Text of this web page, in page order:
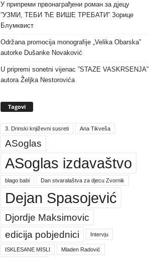
У припреми првонаграђени роман за дјецу
”УЗМИ, ТЕБИ ЋЕ ВИШЕ ТРЕБАТИ” Зорице
Блумквист
Održana promocija monografije „Velika Obarska”
autorke Dušanke Novaković
U pripremi sonetni vijenac ”STAZE VASKRSENJA”
autora Željka Nestorovića
Tagovi
3. Drinski književni susreti Ana Tikveša
ASoglas
ASoglas izdavaštvo
blago babi Dan stvaralaštva za djecu Zvornik
Dejan Spasojević
Djordje Maksimovic
edicija pobjednici
Intervju
ISKLESANE MISLI Mladen Radović